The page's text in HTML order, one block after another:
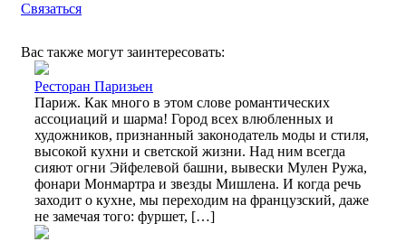
Связаться
Вас также могут заинтересовать:
Ресторан Паризьен
Париж. Как много в этом слове романтических
ассоциаций и шарма! Город всех влюбленных и
художников, признанный законодатель моды и стиля,
высокой кухни и светской жизни. Над ним всегда
сияют огни Эйфелевой башни, вывески Мулен Ружа,
фонари Монмартра и звезды Мишлена. И когда речь
заходит о кухне, мы переходим на французский, даже
не замечая того: фуршет, […]